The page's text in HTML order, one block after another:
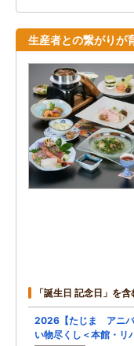
生産者との繋がりが
「誕生日 記念日」を
2026【たじま アニバ
い物尽くし＜本館・リ